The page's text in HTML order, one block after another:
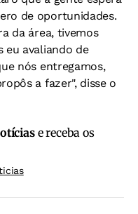
de oportunidades.
da área, tivemos
eu avaliando de
nós entregamos,
a fazer", disse o
e receba os